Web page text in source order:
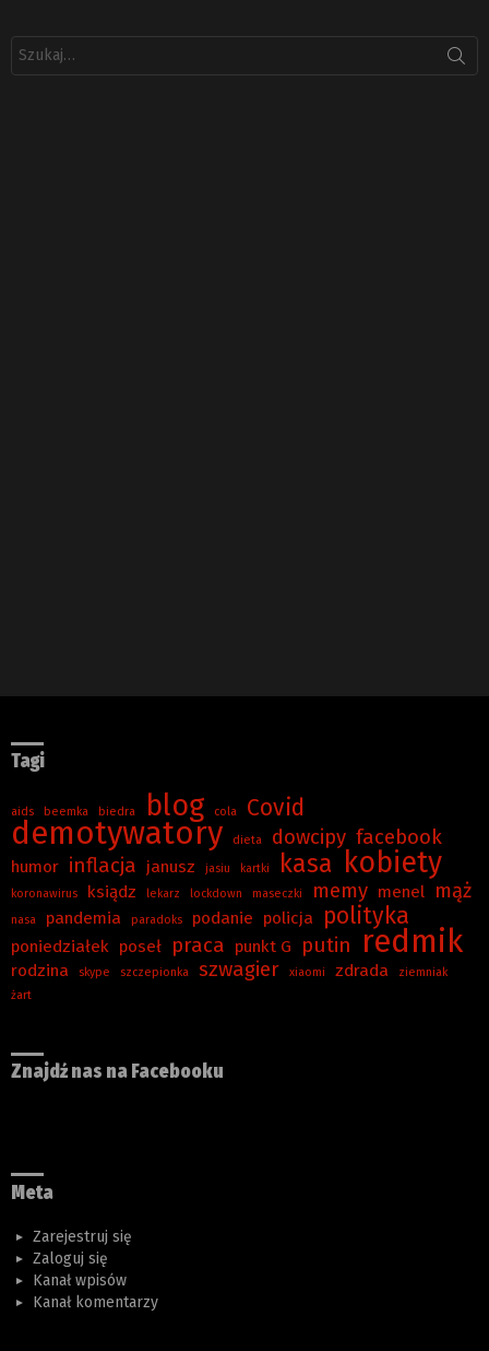
Tagi
aids beemka biedra blog cola Covid
demotywatory dieta dowcipy facebook
humor inflacja janusz jasiu kartki kasa kobiety
koronawirus ksiądz lekarz lockdown maseczki memy menel mąż
nasa pandemia paradoks podanie policja polityka
poniedziałek poseł praca punkt G putin redmik
rodzina skype szczepionka szwagier xiaomi zdrada
ziemniak
żart
Znajdź nas na Facebooku
Meta
Zarejestruj się
Zaloguj się
Kanał wpisów
Kanał komentarzy